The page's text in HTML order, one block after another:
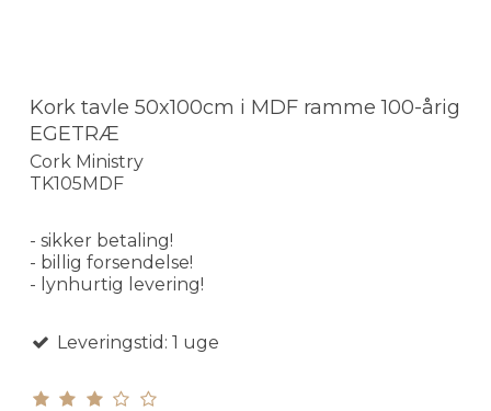
Kork tavle 50x100cm i MDF ramme 100-årig
EGETRÆ
Cork Ministry
TK105MDF
- sikker betaling!
- billig forsendelse!
- lynhurtig levering!
Leveringstid: 1 uge